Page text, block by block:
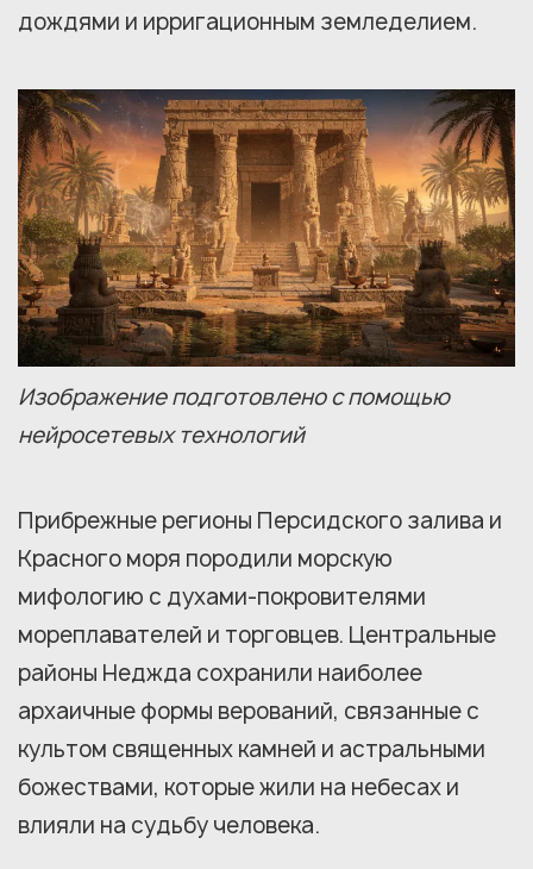
дождями и ирригационным земледелием.
Изображение подготовлено с помощью
нейросетевых технологий
Прибрежные регионы Персидского залива и
Красного моря породили морскую
мифологию с духами-покровителями
мореплавателей и торговцев. Центральные
районы Неджда сохранили наиболее
архаичные формы верований, связанные с
культом священных камней и астральными
божествами, которые жили на небесах и
влияли на судьбу человека.